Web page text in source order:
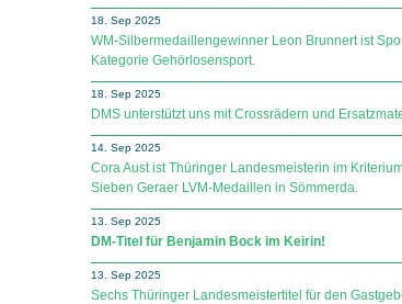
18. Sep 2025
WM-Silbermedaillengewinner Leon Brunnert ist
Kategorie Gehörlosensport.
18. Sep 2025
DMS unterstützt uns mit Crossrädern und
14. Sep 2025
Cora Aust ist Thüringer Landesmeisterin im
Sieben Geraer LVM-Medaillen in Sömmerda.
13. Sep 2025
DM-Titel für Benjamin Bock im Keirin!
13. Sep 2025
Sechs Thüringer Landesmeistertitel für den